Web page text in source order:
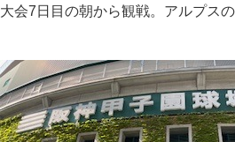
大会7日目の朝から観戦。アルプス